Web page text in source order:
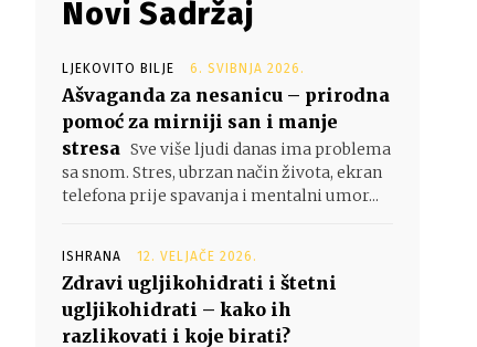
Novi Sadržaj
LJEKOVITO BILJE 6. SVIBNJA 2026.
Ašvaganda za nesanicu – prirodna
pomoć za mirniji san i manje
stresa Sve više ljudi danas ima problema
sa snom. Stres, ubrzan način života, ekran
telefona prije spavanja i mentalni umor...
ISHRANA 12. VELJAČE 2026.
Zdravi ugljikohidrati i štetni
ugljikohidrati – kako ih
razlikovati i koje birati?